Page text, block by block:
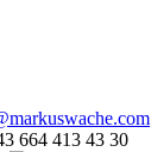
664 413 43 30